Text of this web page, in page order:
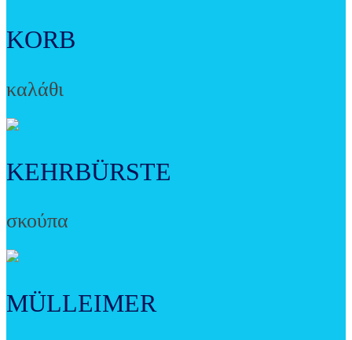
KORB
καλάθι
KEHRBÜRSTE
σκούπα
MÜLLEIMER